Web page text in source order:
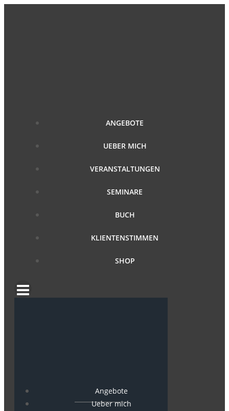
ANGEBOTE
UEBER MICH
VERANSTALTUNGEN
SEMINARE
BUCH
KLIENTENSTIMMEN
SHOP
Angebote
Ueber mich